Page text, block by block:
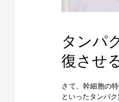
タンパ
復させ
さて、幹細胞の
といったタンパ